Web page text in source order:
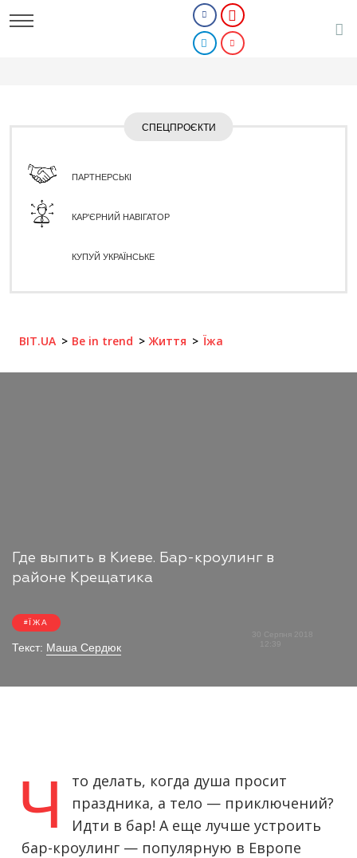
СПЕЦПРОЄКТИ
ПАРТНЕРСЬКІ
КАР'ЄРНИЙ НАВІГАТОР
КУПУЙ УКРАЇНСЬКЕ
BIT.UA Be in trend Життя Їжа
Где выпить в Киеве. Бар-кроулинг в
районе Крещатика
ЇЖА
Текст: Маша Сердюк
12:39
Ч
то делать, когда душа просит
праздника, а тело — приключений?
Идти в бар! А еще лучше устроить
бар-кроулинг — популярную в Европе